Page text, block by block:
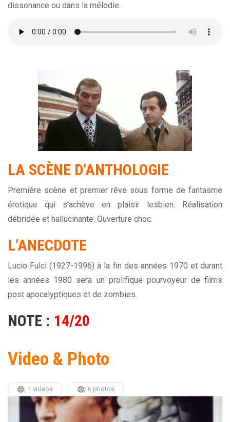
dissonance ou dans la mélodie.
LA SCÈNE D’ANTHOLOGIE
Première scène et premier rêve sous forme de fantasme
érotique qui s’achève en plaisir lesbien. Réalisation
débridée et hallucinante. Ouverture choc.
L’ANECDOTE
Lucio Fulci (1927-1996) à la fin des années 1970 et durant
les années 1980 sera un prolifique pourvoyeur de films
post apocalyptiques et de zombies.
NOTE : 14/20
Video & Photo
1 videos 6 photos